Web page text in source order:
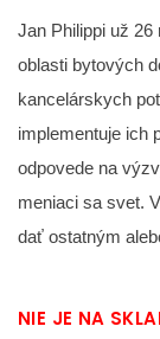
Jan Philippi už
oblasti bytových
kancelárskych
implementuje ich
odpovede na
meniaci sa svet.
dať ostatným
NIE JE NA